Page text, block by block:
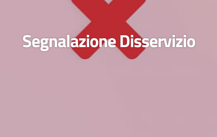
Segnalazione Disservizio